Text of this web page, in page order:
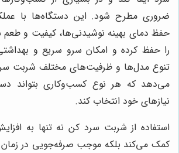
ضروری مطرح شود. این دستگاه‌ها با
حفظ دمای بهینه نوشیدنی‌ها، کیفیت و طعم
را حفظ کرده و امکان سرو سریع و
تنوع مدل‌ها و ظرفیت‌های مختلف شربت
می‌دهد که هر نوع کسب‌وکاری بتواند
نیازهای خود انتخاب کند.
استفاده از شربت سرد کن نه تنها به
کمک می‌کند بلکه موجب صرفه‌جویی در